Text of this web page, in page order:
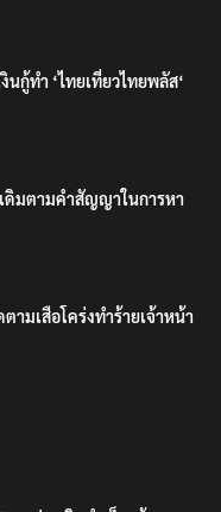
นกู้ทำ ‘ไทยเที่ยวไทยพลัส‘
ดิมตามคำสัญญาในการหา
ามเสือโคร่งทำร้ายเจ้าหน้า